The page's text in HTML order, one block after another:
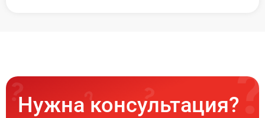
Нужна консультация?